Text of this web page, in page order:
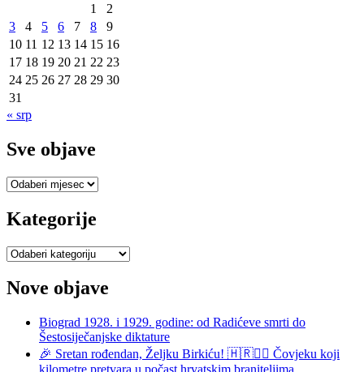
1
2
3
4 5 6 7 8
9
10 11 12 13 14 15 16
17 18 19 20 21 22 23
24 25 26 27 28 29 30
31
« srp
Sve objave
Sve
Kategorije
Kategorije
Nove objave
Biograd 1928. i 1929. godine: od Radićeve smrti do
Šestosiječanjske diktature
🎉 Sretan rođendan, Željku Birkiću! 🇭🇷🏃‍♂️ Čovjeku koji